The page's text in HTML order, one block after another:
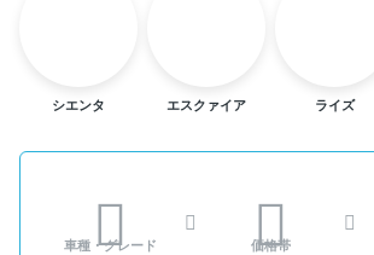
シエンタ エスクァイア ライズ
車種・グレード 価格帯